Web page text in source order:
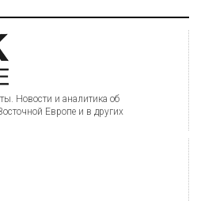
Новости и аналитика об
Европе и в других